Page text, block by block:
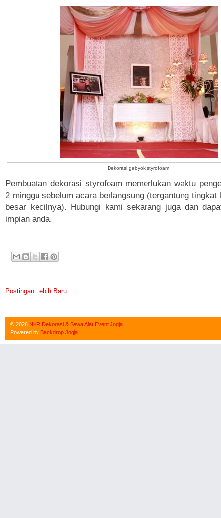
Dekorasi gebyok styrofoam
Pembuatan dekorasi styrofoam memerlukan waktu
2 minggu sebelum acara berlangsung (tergantung tingkat
besar kecilnya). Hubungi kami sekarang juga dan
impian anda.
Postingan Lebih Baru
© 2026 NKR Dekorasi & Sewa Alat Event Jogja
Powered by Backdrop Jogja